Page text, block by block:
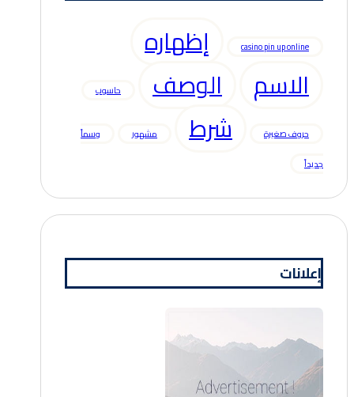
casino pin up online
إظهاره
الاسم
الوصف حاسوب
حروف صغيرة شرط مشهور
وسماً
جديداً
إعلانات